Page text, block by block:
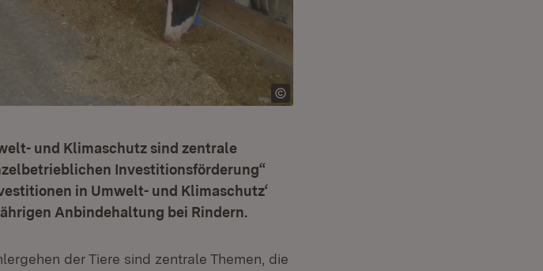
und Klimaschutz sind zentrale
Investitionsförderung“
in Umwelt- und Klimaschutz‘
Anbindehaltung bei Rindern.
der Tiere sind zentrale Themen, die